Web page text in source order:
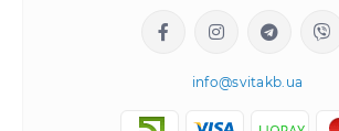
info@svitakb.ua